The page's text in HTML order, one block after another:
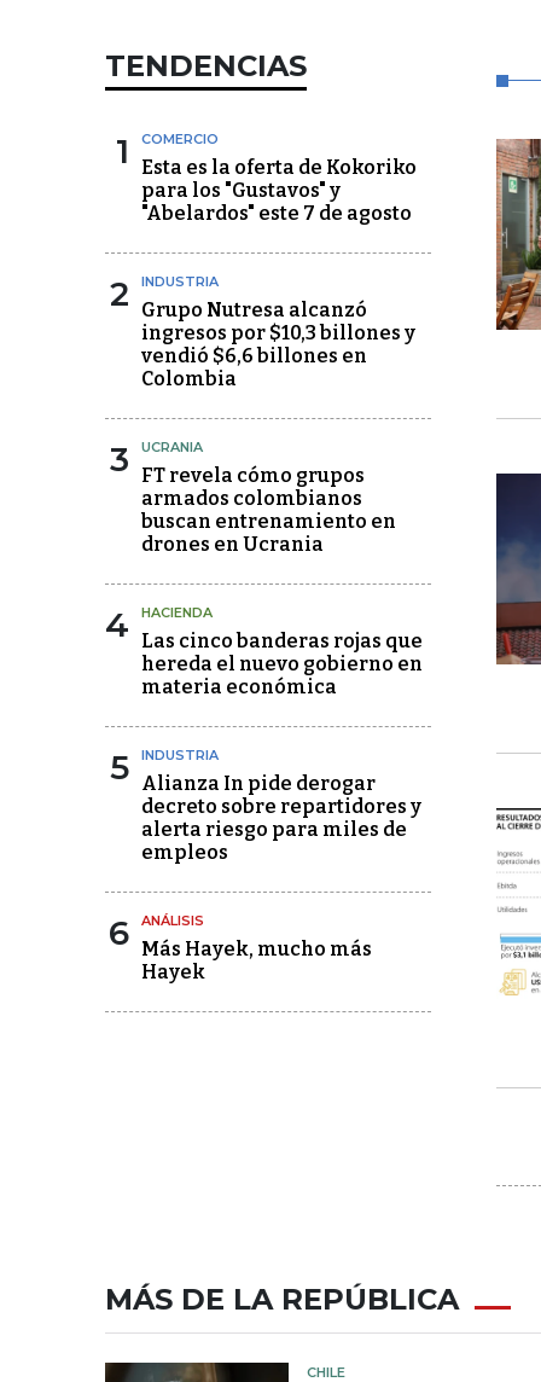
TENDENCIAS
1 COMERCIO
Esta es la oferta de Kokoriko
para los "Gustavos" y
"Abelardos" este 7 de agosto
2 INDUSTRIA
Grupo Nutresa alcanzó
ingresos por $10,3 billones y
vendió $6,6 billones en
Colombia
3 UCRANIA
FT revela cómo grupos
armados colombianos
buscan entrenamiento en
drones en Ucrania
4 HACIENDA
Las cinco banderas rojas que
hereda el nuevo gobierno en
materia económica
5 INDUSTRIA
Alianza In pide derogar
decreto sobre repartidores y
alerta riesgo para miles de
empleos
6 ANÁLISIS
Más Hayek, mucho más
Hayek
MÁS DE LA REPÚBLICA
CHILE